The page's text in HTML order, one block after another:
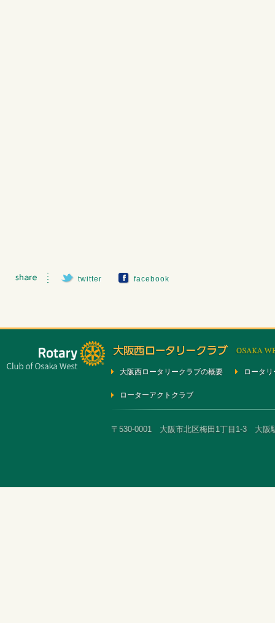
twitter facebook
大阪西ロータリークラブの概要 ロータ
ローターアクトクラブ
〒530-0001 大阪市北区梅田1丁目1-3 大阪